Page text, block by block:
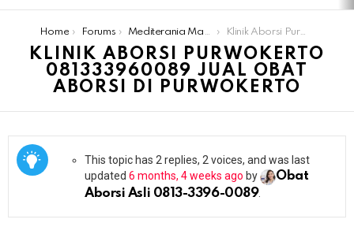
You are here:
Home Forums Mediterania Marina Residences Klinik Aborsi Purwokerto 081333960089 Jual Obat Aborsi Di Purwokerto
KLINIK ABORSI PURWOKERTO
081333960089 JUAL OBAT
ABORSI DI PURWOKERTO
This topic has 2 replies, 2 voices, and was last
updated 6 months, 4 weeks ago by
Obat
Aborsi Asli 0813-3396-0089.